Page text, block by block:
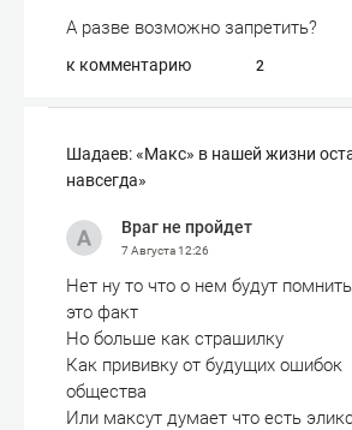
А разве возможно запретить?
к комментарию 2
Шадаев: «Макс» в нашей жизни
навсегда»
Враг не пройдет
7 Августа12:26
Нет ну то что о нем будут
это факт
Но больше как страшилку
Как прививку от будущих ошибок
общества
Или максут думает что есть